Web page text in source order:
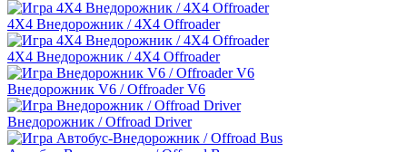
4X4 Внедорожник / 4X4 Offroader
4Х4 Внедорожник / 4X4 Offroader
Внедорожник V6 / Offroader V6
Внедорожник / Offroad Driver